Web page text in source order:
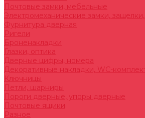
Почтовые замки, мебельные
Электромеханические замки,
Фурнитура дверная
Ригели
Броненакладки
Глазки, оптика
Дверные цифры, номера
Декоративные накладки, WC-
Ключницы
Петли, шарниры
Пороги дверные, упоры дверные
Почтовые ящики
Разное